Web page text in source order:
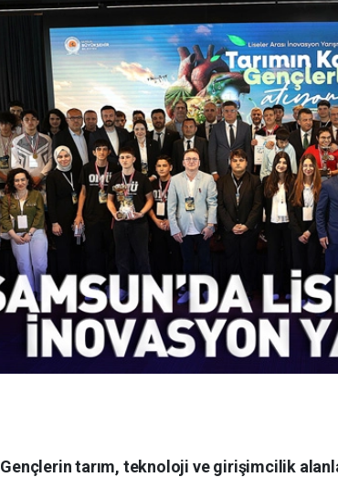
Gençlerin tarım, teknoloji ve girişimcilik